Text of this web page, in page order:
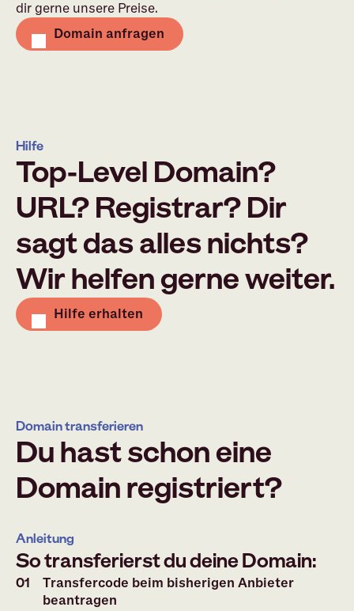
dir gerne unsere Preise.
Domain anfragen
Hilfe
Top-Level Domain?
URL? Registrar? Dir
sagt das alles nichts?
Wir helfen gerne weiter.
Hilfe erhalten
Domain transferieren
Du hast schon eine
Domain registriert?
Anleitung
So transferierst du deine Domain:
Transfercode beim bisherigen Anbieter
beantragen